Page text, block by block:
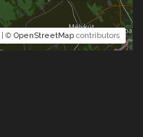
| © OpenStreetMap contributors